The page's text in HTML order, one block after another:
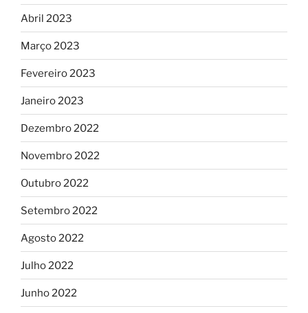
Abril 2023
Março 2023
Fevereiro 2023
Janeiro 2023
Dezembro 2022
Novembro 2022
Outubro 2022
Setembro 2022
Agosto 2022
Julho 2022
Junho 2022